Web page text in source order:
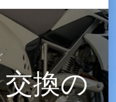
換の